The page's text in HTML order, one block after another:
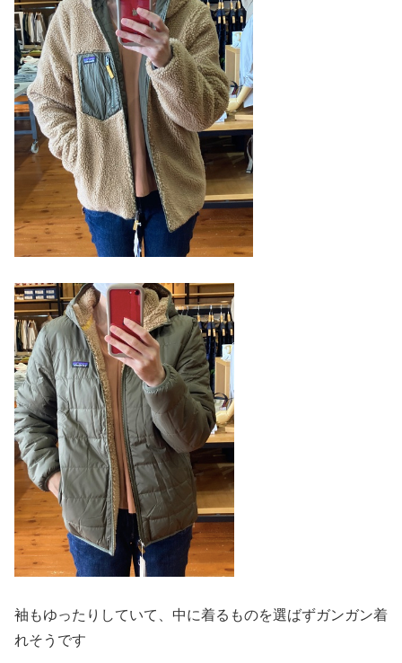
袖もゆったりしていて、中に着るものを選ばずガンガン着
れそうです